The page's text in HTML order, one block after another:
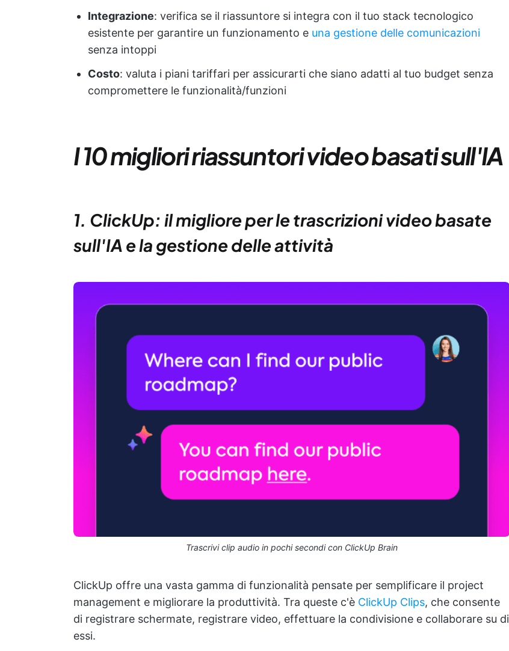
Integrazione: verifica se il riassuntore si integra con il tuo stack tecnologico
esistente per garantire un funzionamento e una gestione delle comunicazioni
senza intoppi
Costo: valuta i piani tariffari per assicurarti che siano adatti al tuo budget senza
compromettere le funzionalità/funzioni
I 10 migliori riassuntori video basati sull'IA
1. ClickUp: il migliore per le trascrizioni video basate
sull'IA e la gestione delle attività
Trascrivi clip audio in pochi secondi con ClickUp Brain
ClickUp offre una vasta gamma di funzionalità pensate per semplificare il project
management e migliorare la produttività. Tra queste c'è ClickUp Clips, che consente
di registrare schermate, registrare video, effettuare la condivisione e collaborare su di
essi.